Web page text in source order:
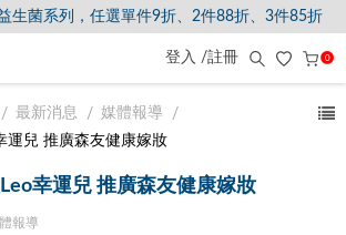
生菌系列，任選單件9折、2件88折、3件85折
登入 /註冊 0
最新消息
媒體報導
運兒 推廣森友健康嫁妝
幸運兒 推廣森友健康嫁妝
報導